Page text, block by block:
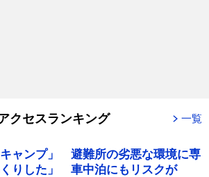
クセスランキング 一覧
キャンプ」 避難所の劣悪な環境に専
くりした」 車中泊にもリスクが